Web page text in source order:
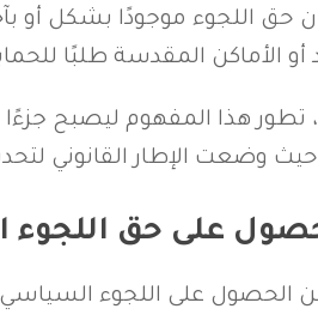
حق اللجوء موجودًا بشكل أو
أو الأماكن المقدسة طلبًا
وضعت الإطار القانوني
على حق اللجوء
الحصول على اللجوء